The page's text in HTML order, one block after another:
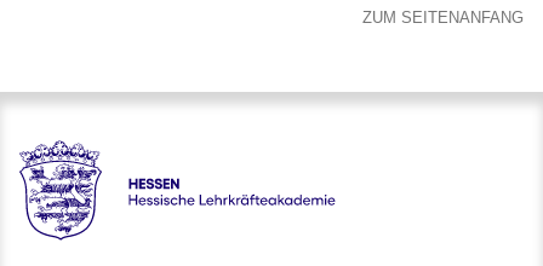
ZUM SEITENANFANG
Hessen - Hessische Lehrkräfteakademie